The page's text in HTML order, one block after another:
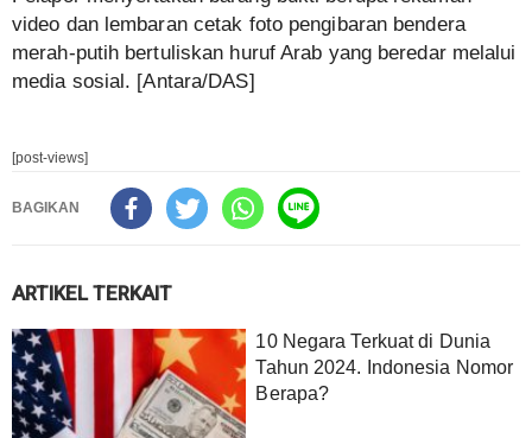
video dan lembaran cetak foto pengibaran bendera
merah-putih bertuliskan huruf Arab yang beredar melalui
media sosial. [Antara/DAS]
[post-views]
BAGIKAN
ARTIKEL TERKAIT
10 Negara Terkuat di Dunia
Tahun 2024. Indonesia Nomor
Berapa?